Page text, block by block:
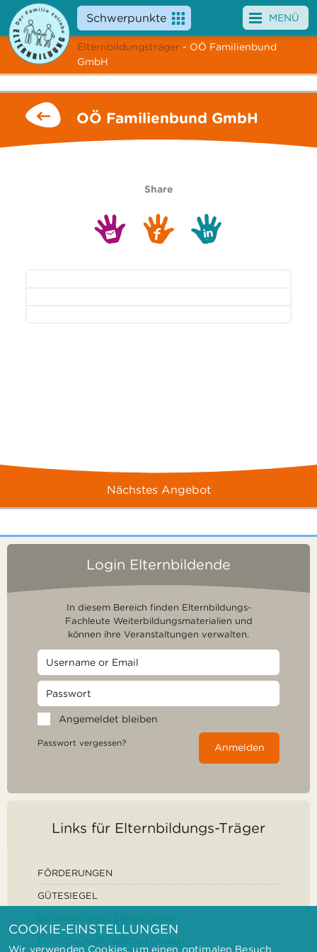
Schwerpunkte
Angebote
News
MENÜ
Elternbildungsträger - OÖ Familienbund
GmbH
OÖ Familienbund GmbH
Share
Nächstes Angebot
Login Elternbildende
In diesem Bereich finden Elternbildungs-
Fachleute Weiterbildungsmaterialien und
können ihre Veranstaltungen verwalten.
Angemeldet bleiben
Passwort vergessen? Anmelden
Links für Elternbildungs-Träger
FÖRDERUNGEN
GÜTESIEGEL
COOKIE-EINSTELLUNGEN
Wir verwenden Cookies, um einen optimalen Besuch